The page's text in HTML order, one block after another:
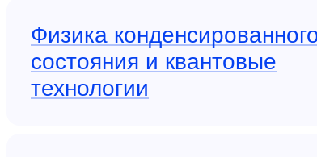
Физика
состояния и квантовые
технологии